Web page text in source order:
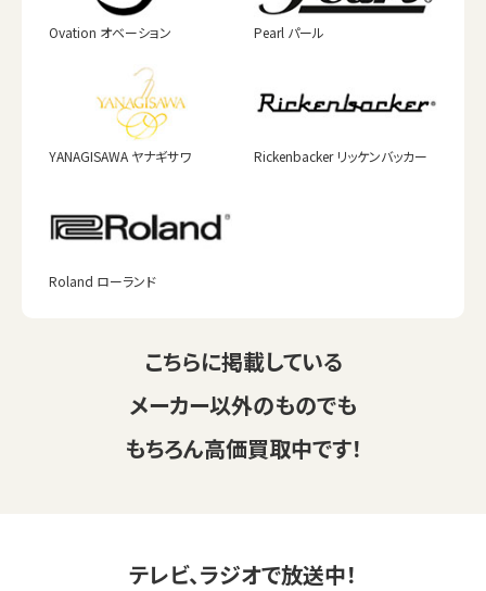
Ovation オベーション Pearl パール
YANAGISAWA ヤナギサワ Rickenbacker リッケンバッカー
Roland ローランド
こちらに掲載している
メーカー以外のものでも
もちろん高価買取中です！
テレビ、ラジオで放送中！